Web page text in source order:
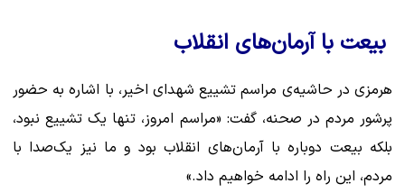
بیعت با آرمان‌های انقلاب
هرمزی در حاشیه‌ی مراسم تشییع شهدای اخیر، با اشاره به حضور
پرشور مردم در صحنه، گفت: «مراسم امروز، تنها یک تشییع نبود،
بلکه بیعت دوباره با آرمان‌های انقلاب بود و ما نیز یک‌صدا با
مردم، این راه را ادامه خواهیم داد.»